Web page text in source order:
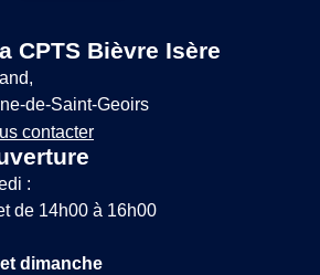
CPTS Bièvre Isère
de-Saint-Geoirs
contacter
:
de 14h00 à 16h00
dimanche